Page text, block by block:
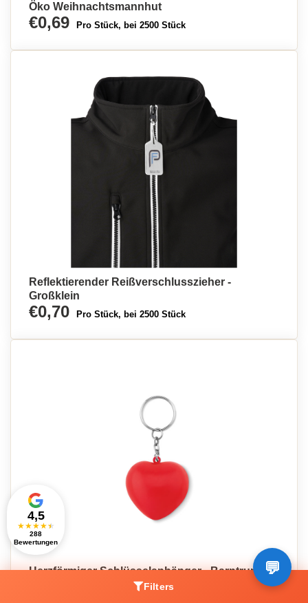
Öko Weihnachtsmannhut
€0,69 Pro Stück, bei 2500 Stück
Reflektierender Reißverschlusszieher -
Großklein
€0,70 Pro Stück, bei 2500 Stück
Herzförmiger Schlüsselanhänger - Barntrup
Pro Stück, bei 2500 Stück
Filters
4,5
★★★★★
288
Bewertungen